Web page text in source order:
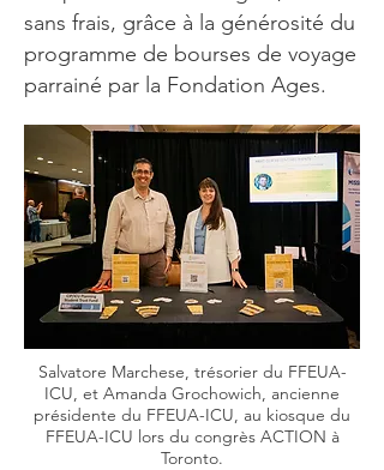
sans frais, grâce à la générosité du
programme de bourses de voyage
parrainé par la Fondation Ages.
Salvatore Marchese, trésorier du FFEUA-
ICU, et Amanda Grochowich, ancienne
présidente du FFEUA-ICU, au kiosque du
FFEUA-ICU lors du congrès ACTION à
Toronto.